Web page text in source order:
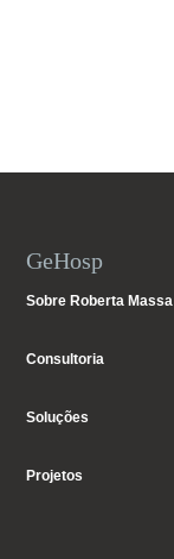
GeHosp
Sobre Roberta Massa
Consultoria
Soluções
Projetos